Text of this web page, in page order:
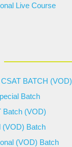
Live Course
BATCH (VOD)
Batch
Batch (VOD)
(VOD) Batch
(VOD) Batch